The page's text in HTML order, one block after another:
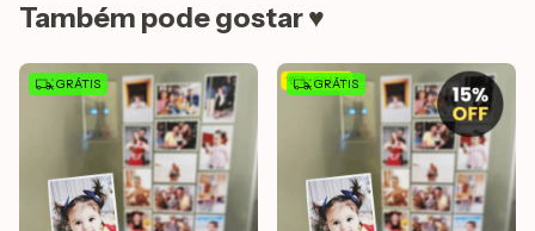
Também pode gostar ♥
GRÁTIS GRÁTIS